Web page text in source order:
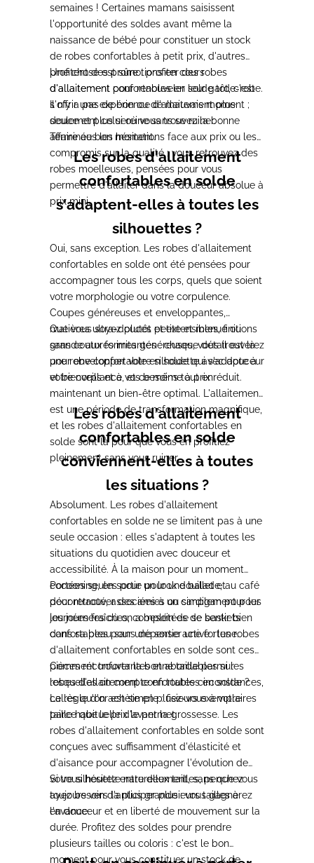
semaines ! Certaines mamans saisissent
l'opportunité des soldes avant même la
naissance de bébé pour constituer un stock
de robes confortables à petit prix, d'autres
profitent des promotions en cours
d'allaitement pour renouveler leur garde-robe.
Il n'y a pas de bon ou de mauvais moment ;
seulement celui où vous trouvez la bonne
affaire au bon moment.
Une chose est sûre : profiter des robes
d'allaitement confortables en solde tôt, c'est
s'offrir une expérience d'allaitement plus
douce et plus sereine sans se ruiner.
Terminées les hésitations face aux prix ou les
compromis sur la qualité ; vous retrouvez des
robes moelleuses, pensées pour vous
permettre d'allaiter dans la douceur absolue à
prix mini.
Les robes d'allaitement
confortables en solde
s'adaptent-elles à toutes les
silhouettes ?
Oui, sans exception. Les robes d'allaitement
confortables en solde ont été pensées pour
accompagner tous les corps, quels que soient
votre morphologie ou votre corpulence.
Coupes généreuses et enveloppantes,
matières ultra-douces et extensibles, finitions
sans coutures irritantes : chaque détail est là
pour envelopper votre silhouette avec douceur
et bienveillance, et ce même à prix réduit.
Que vous soyez plutôt petite et menue ou
grande aux formes généreuses, vous trouverez
une robe confortable en solde qui s'adapte à
votre corps et à vos besoins tout en
maintenant un bien-être optimal. L'allaitement
est une période de transformation magnifique,
et les robes d'allaitement confortables en
solde sont là pour que vous en profitiez
pleinement sans vous ruiner.
Les robes d'allaitement
confortables en solde
conviennent-elles à toutes
les situations ?
Absolument. Les robes d'allaitement
confortables en solde ne se limitent pas à une
seule occasion : elles s'adaptent à toutes les
situations du quotidien avec douceur et
accessibilité. À la maison pour un moment
cocooning, en sortie pour une balade, au café
pour retrouver des amies ou simplement pour
les journées où on a besoin de se sentir bien
dans sa peau sans dépenser une fortune.
Portées seules pour un look douillet et
décontracté, associées à un cardigan pour les
journées fraîches, complétées de baskets
confortables pour une sortie active : les robes
d'allaitement confortables en solde sont ces
pièces réconfortantes et abordables sur
lesquelles on compte en toutes circonstances,
celles qu'on achète en plusieurs exemplaires
parce que le prix le permet.
Comment trouver la bonne taille parmi les
robes d'allaitement confortables en solde ?
La règle d'or est simple : fiez-vous à votre
taille habituelle d'avant la grossesse. Les
robes d'allaitement confortables en solde sont
conçues avec suffisamment d'élasticité et
d'aisance pour accompagner l'évolution de
votre silhouette naturellement, sans que vous
ayez besoin d'anticiper plusieurs tailles à
l'avance.
Si vous hésitez entre deux tailles, penchez
toujours vers la plus grande : vous gagnerez
en douceur et en liberté de mouvement sur la
durée. Profitez des soldes pour prendre
plusieurs tailles ou coloris : c'est le bon
moment pour vous constituer un stock de